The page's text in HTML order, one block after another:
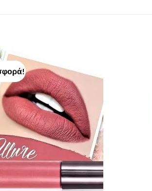
Add to